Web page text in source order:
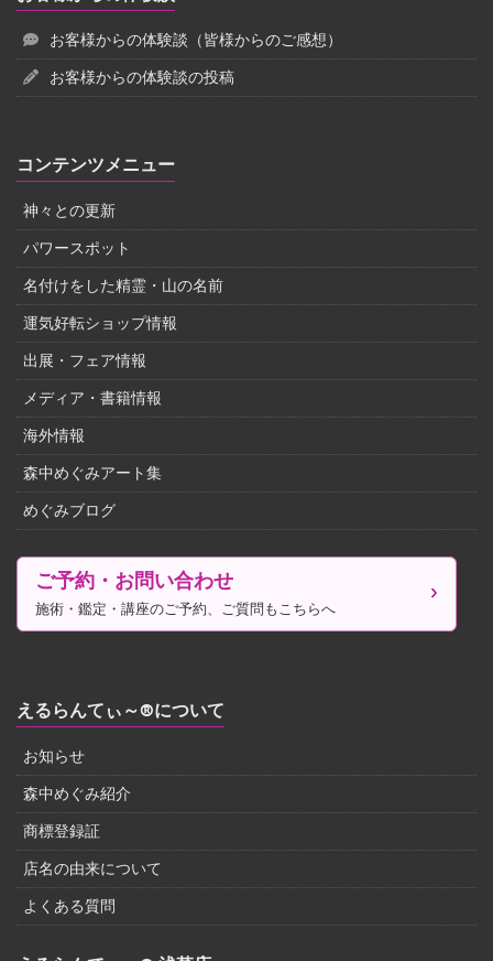
お客様からの体験談（皆様からのご感想）
お客様からの体験談の投稿
コンテンツメニュー
神々との更新
パワースポット
名付けをした精霊・山の名前
運気好転ショップ情報
出展・フェア情報
メディア・書籍情報
海外情報
森中めぐみアート集
めぐみブログ
ご予約・お問い合わせ
施術・鑑定・講座のご予約、ご質問もこちらへ
えるらんてぃ～®について
お知らせ
森中めぐみ紹介
商標登録証
店名の由来について
よくある質問